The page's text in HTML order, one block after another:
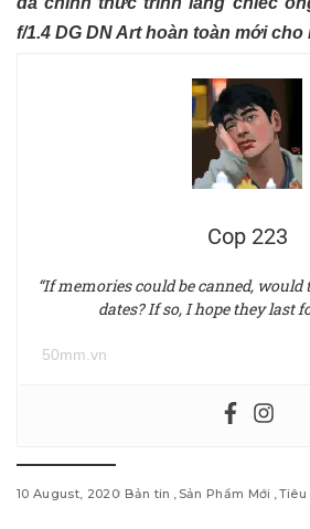
f/1.4 DG DN Art hoàn toàn mới cho
Cop 223
“If memories could be canned,
dates? If so, I hope they last
50mm.vn
10 August, 2020 Bản tin Sản Phẩm Mới